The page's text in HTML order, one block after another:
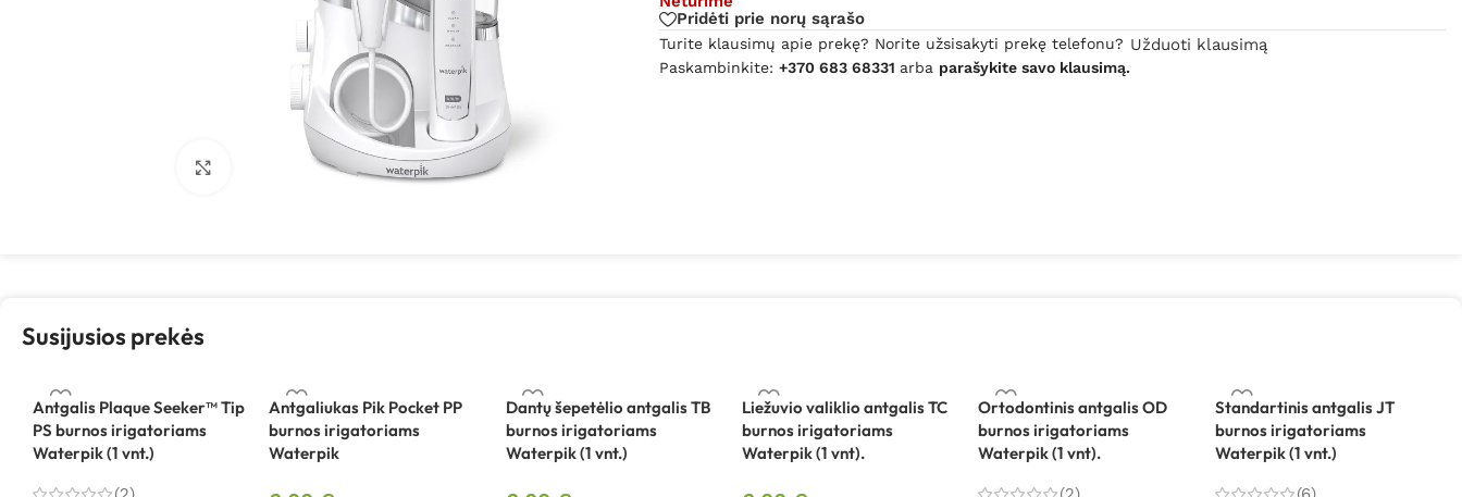
Spustelėkite, kad padidintumėte
Pridėti prie norų sąrašo
Turite klausimų apie prekę? Norite užsisakyti prekę telefonu?
Paskambinkite:+370 683 68331 arba parašykite savo klausimą.
Užduoti klausimą
Susijusios prekės
Antgalis Plaque Seeker™ Tip
PS burnos irigatoriams
Waterpik (1 vnt.)
Antgaliukas Pik Pocket PP
burnos irigatoriams
Waterpik
Dantų šepetėlio antgalis TB
burnos irigatoriams
Waterpik (1 vnt.)
Liežuvio valiklio antgalis TC
burnos irigatoriams
Waterpik (1 vnt).
Ortodontinis antgalis OD
burnos irigatoriams
Waterpik (1 vnt).
Standartinis antgalis JT
burnos irigatoriams
Waterpik (1 vnt.)